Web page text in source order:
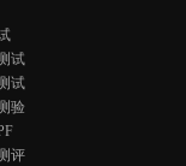
试
试
验
评